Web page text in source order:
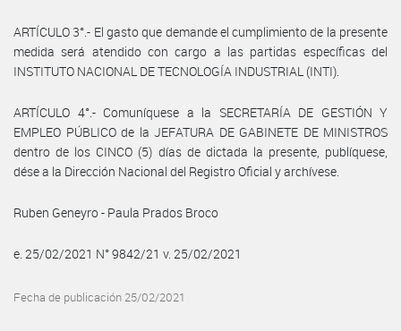
ARTÍCULO 3°.- El gasto que demande el cumplimiento de la presente
medida será atendido con cargo a las partidas específicas del
INSTITUTO NACIONAL DE TECNOLOGÍA INDUSTRIAL (INTI).
ARTÍCULO 4°.- Comuníquese a la SECRETARÍA DE GESTIÓN Y
EMPLEO PÚBLICO de la JEFATURA DE GABINETE DE MINISTROS
dentro de los CINCO (5) días de dictada la presente, publíquese,
dése a la Dirección Nacional del Registro Oficial y archívese.
Ruben Geneyro - Paula Prados Broco
e. 25/02/2021 N° 9842/21 v. 25/02/2021
Fecha de publicación 25/02/2021